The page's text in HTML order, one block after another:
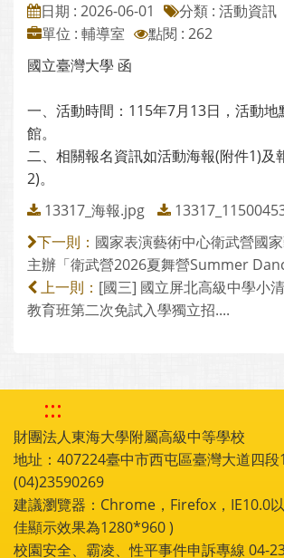
日期 : 2026-06-01
分類 : 活動資訊
單位 : 輔導室
點閱 : 262
國立臺灣大學 函
一、活動時間：115年7月13日，活動地
館。
二、相關報名資訊如活動海報(附件1)及
2)。
13317_海報.jpg
下一則： 國家表演藝術中心衛武營國
主辦「衛武營2026夏舞營Summer
上一則： [國三] 國立屏北高級中學小
教育班第二次免試入學獨立招....
:::
財團法人東海大學附屬高級中等學校
地址：407224臺中市西屯區臺灣大道四段
(04)23590269
建議瀏覽器：Chrome，Firefox，IE10.0
佳顯示效果為1280*960 )
校園安全、霸凌、性平事件申訴專線 04-